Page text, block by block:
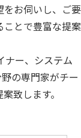
をお伺いし、ご要
ことで豊富な提案
ナー、システム
の専門家がチー
致します。